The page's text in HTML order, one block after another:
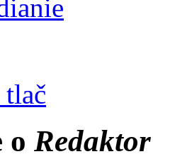
tlač
o Redaktor